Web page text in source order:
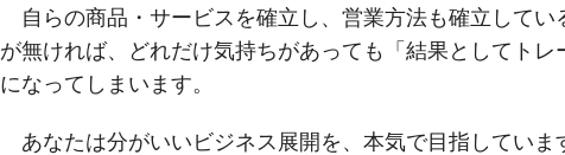
自らの商品・サービスを確立し、営業方法も確立して
が無ければ、どれだけ気持ちがあっても「結果としてトレ
になってしまいます。
あなたは分がいいビジネス展開を、本気で目指していま